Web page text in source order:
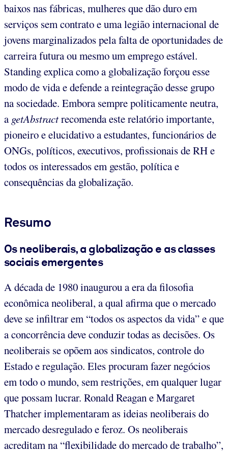
baixos nas fábricas, mulheres que dão duro em
serviços sem contrato e uma legião internacional de
jovens marginalizados pela falta de oportunidades de
carreira futura ou mesmo um emprego estável.
Standing explica como a globalização forçou esse
modo de vida e defende a reintegração desse grupo
na sociedade. Embora sempre politicamente neutra,
a getAbstractrecomenda este relatório importante,
pioneiro e elucidativo a estudantes, funcionários de
ONGs, políticos, executivos, profissionais de RH e
todos os interessados em gestão, política e
consequências da globalização.
Resumo
Os neoliberais, a globalização e as classes
sociais emergentes
A década de 1980 inaugurou a era da filosofia
econômica neoliberal, a qual afirma que o mercado
deve se infiltrar em “todos os aspectos da vida” e que
a concorrência deve conduzir todas as decisões. Os
neoliberais se opõem aos sindicatos, controle do
Estado e regulação. Eles procuram fazer negócios
em todo o mundo, sem restrições, em qualquer lugar
que possam lucrar. Ronald Reagan e Margaret
Thatcher implementaram as ideias neoliberais do
mercado desregulado e feroz. Os neoliberais
acreditam na “flexibilidade do mercado de trabalho”,